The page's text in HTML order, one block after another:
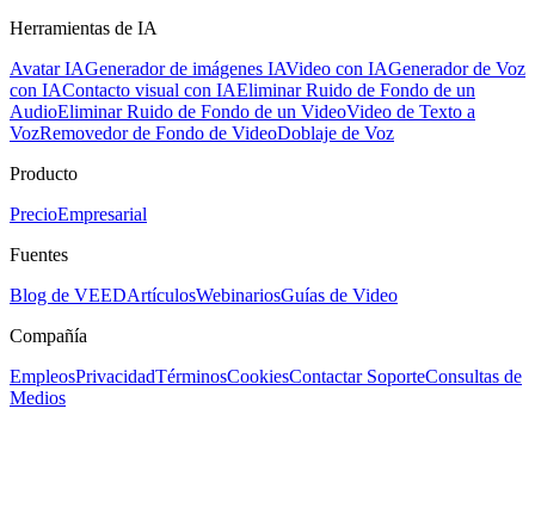
Herramientas de IA
Avatar IAGenerador de imágenes IAVideo con IAGenerador de Voz
con IAContacto visual con IAEliminar Ruido de Fondo de un
AudioEliminar Ruido de Fondo de un VideoVideo de Texto a
VozRemovedor de Fondo de VideoDoblaje de Voz
Producto
PrecioEmpresarial
Fuentes
Blog de VEEDArtículosWebinariosGuías de Video
Compañía
EmpleosPrivacidadTérminosCookiesContactar SoporteConsultas de
Medios